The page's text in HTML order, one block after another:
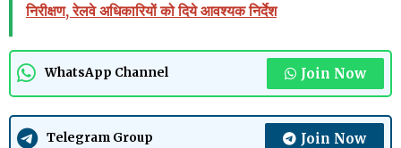
निरीक्षण, रेलवे अधिकारियों को दिये आवश्यक निर्देश
WhatsApp Channel Join Now
Telegram Group Join Now